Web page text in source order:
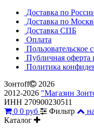
Доставка по
Доставка по
Доставка СПБ
Оплата
Пользовательское
Публичная
Политика
Зонтoff
2026
2012-2026 "Магазин
ИНН 270900230511
0 0 руб Фильтр
Каталог